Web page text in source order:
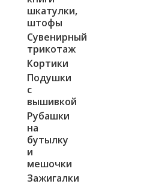
шкатулки,
штофы
Сувенирный
трикотаж
Кортики
Подушки
с
вышивкой
Рубашки
на
бутылку
и
мешочки
Зажигалки